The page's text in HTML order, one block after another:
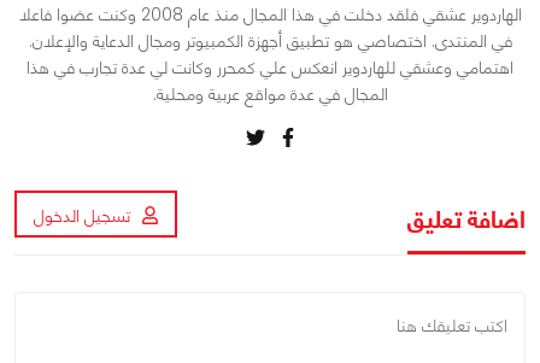
الهاردوير عشقي فلقد دخلت في هذا المجال منذ عام 2008 وكنت عضوا فاعلا
في المنتدى. اختصاصي هو تطبيق أجهزة الكمبيوتر ومجال الدعاية والإعلان.
اهتمامي وعشقي للهاردوير انعكس علي كمحرر وكانت لي عدة تجارب في هذا
المجال في عدة مواقع عربية ومحلية.
اضافة تعليق تسجيل الدخول